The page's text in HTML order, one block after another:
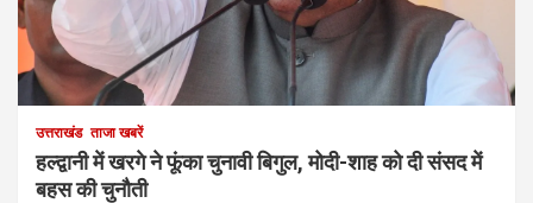
उत्तराखंड ताजा खबरें
हल्द्वानी में खरगे ने फूंका चुनावी बिगुल, मोदी-शाह को दी संसद में
बहस की चुनौती